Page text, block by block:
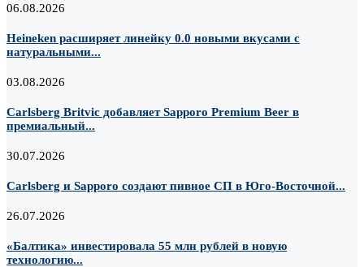
06.08.2026
Heineken расширяет линейку 0.0 новыми вкусами с
натуральными...
03.08.2026
Carlsberg Britvic добавляет Sapporo Premium Beer в
премиальный...
30.07.2026
Carlsberg и Sapporo создают пивное СП в Юго-Восточной...
26.07.2026
«Балтика» инвестировала 55 млн рублей в новую
технологию...